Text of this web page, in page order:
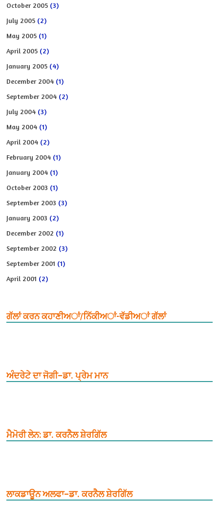
October 2005 (3)
July 2005 (2)
May 2005 (1)
April 2005 (2)
January 2005 (4)
December 2004 (1)
September 2004 (2)
July 2004 (3)
May 2004 (1)
April 2004 (2)
February 2004 (1)
January 2004 (1)
October 2003 (1)
September 2003 (3)
January 2003 (2)
December 2002 (1)
September 2002 (3)
September 2001 (1)
April 2001 (2)
ਗੱਲਾਂ ਕਰਨ ਕਹਾਣੀਅਾਂ/ਨਿੱਕੀਅਾਂ-ਵੱਡੀਅਾਂ ਗੱਲਾਂ
ਅੰਦਰੇਟੇ ਦਾ ਜੋਗੀ–ਡਾ. ਪ੍ਰੇਮ ਮਾਨ
ਮੈਮੋਰੀ ਲੇਨ: ਡਾ. ਕਰਨੈਲ ਸ਼ੇਰਗਿੱਲ
ਲਾਕਡਾਊਨ ਅਲਫਾ–ਡਾ. ਕਰਨੈਲ ਸ਼ੇਰਗਿੱਲ